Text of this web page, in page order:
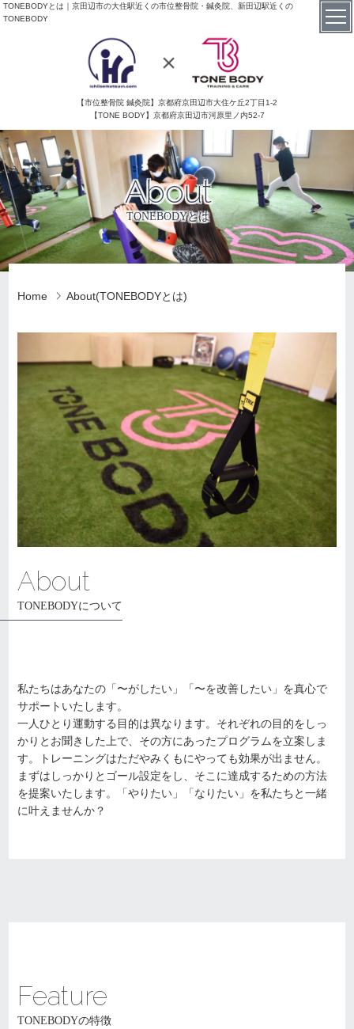
TONEBODYとは｜京田辺市の大住駅近くの市位整骨院・鍼灸院、新田辺駅近くの
TONEBODY
【市位整骨院 鍼灸院】京都府京田辺市大住ケ丘2丁目1-2
【TONE BODY】京都府京田辺市河原里ノ内52-7
About
TONEBODYとは
Home About(TONEBODYとは)
About
TONEBODYについて
私たちはあなたの「〜がしたい」「〜を改善したい」を真心で
サポートいたします。
一人ひとり運動する目的は異なります。それぞれの目的をしっ
かりとお聞きした上で、その方にあったプログラムを立案しま
す。トレーニングはただやみくもにやっても効果が出ません。
まずはしっかりとゴール設定をし、そこに達成するための方法
を提案いたします。「やりたい」「なりたい」を私たちと一緒
に叶えませんか？
Feature
TONEBODYの特徴